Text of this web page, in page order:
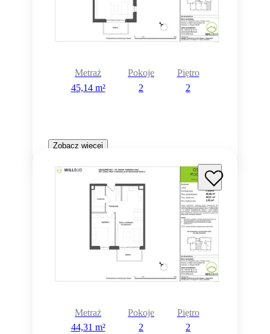
Metraż
45,14 m²
Pokoje
2
Piętro
2
Zobacz więcej
Metraż
44,31 m²
Pokoje
2
Piętro
2